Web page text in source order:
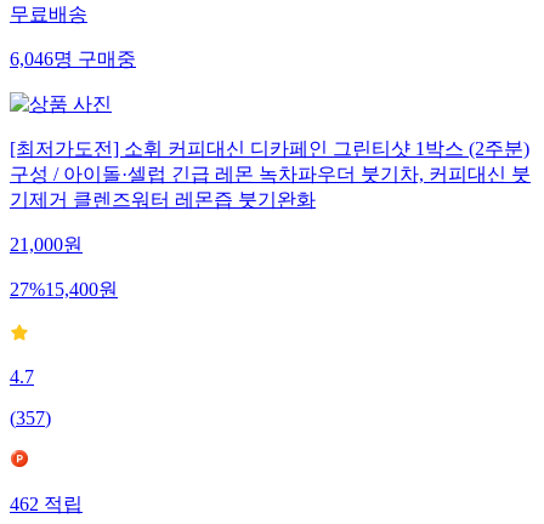
무료배송
6,046명구매중
[최저가도전] 소휘 커피대신 디카페인 그린티샷 1박스 (2주분)
구성 / 아이돌·셀럽 긴급 레몬 녹차파우더 붓기차, 커피대신 붓
기제거 클렌즈워터 레몬즙 붓기완화
21,000원
27%15,400원
4.7
(357)
462적립